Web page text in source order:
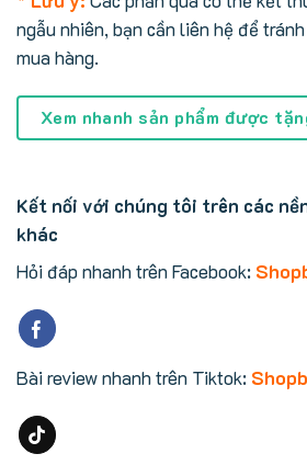
ngẫu nhiên, bạn cần liên hệ để
mua hàng.
Xem nhanh sản phẩm được
Kết nối với chúng tôi trên các
khác
Hỏi đáp nhanh trên Facebook:
Bài review nhanh trên Tiktok: